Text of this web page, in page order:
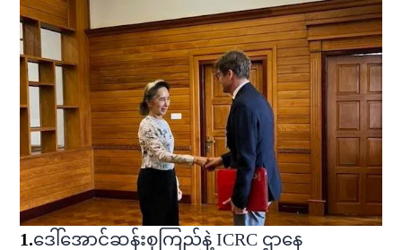
1.ဒေါ်အောင်ဆန်းစုကြည်နဲ့ ICRC ဌာနေ